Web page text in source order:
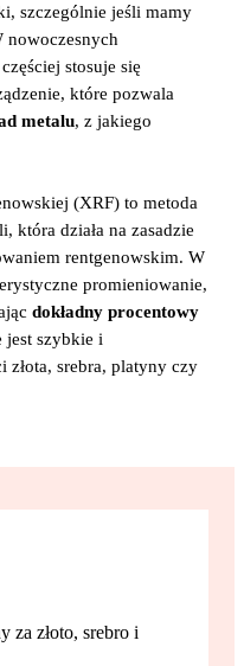
szczególnie jeśli mamy
nowoczesnych
stosuje się
które pozwala
metalu, z jakiego
(XRF) to metoda
która działa na zasadzie
rentgenowskim. W
promieniowanie,
dokładny procentowy
jest szybkie i
złota, srebra, platyny czy
za złoto, srebro i